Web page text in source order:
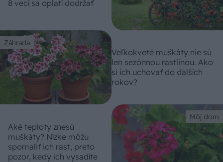
8 vecí sa oplatí dodržať
Záhrada
Veľkokveté muškáty nie sú
len sezónnou rastlinou. Ako
si ich uchovať do ďalších
rokov?
Môj dom
Aké teploty znesú
muškáty? Nízke môžu
spomaliť ich rast, preto
pozor, kedy ich vysadíte